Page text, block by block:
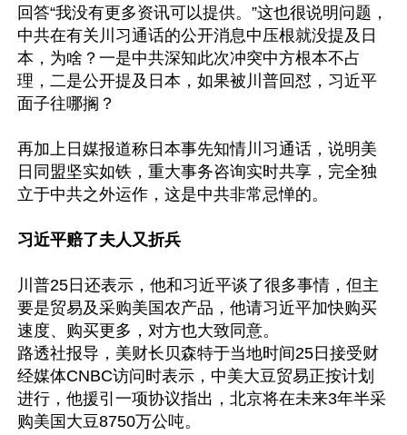
回答“我没有更多资讯可以提供。”这也很说明问题，
中共在有关川习通话的公开消息中压根就没提及日
本，为啥？一是中共深知此次冲突中方根本不占
理，二是公开提及日本，如果被川普回怼，习近平
面子往哪搁？
再加上日媒报道称日本事先知情川习通话，说明美
日同盟坚实如铁，重大事务咨询实时共享，完全独
立于中共之外运作，这是中共非常忌惮的。
习近平赔了夫人又折兵
川普25日还表示，他和习近平谈了很多事情，但主
要是贸易及采购美国农产品，他请习近平加快购买
速度、购买更多，对方也大致同意。
路透社报导，美财长贝森特于当地时间25日接受财
经媒体CNBC访问时表示，中美大豆贸易正按计划
进行，他援引一项协议指出，北京将在未来3年半采
购美国大豆8750万公吨。